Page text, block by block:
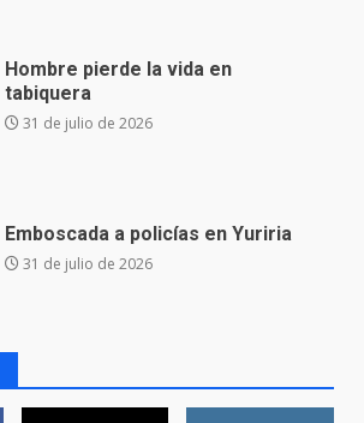
Emboscada a policías en Yuriria
Envía Gobierno de la Gente más
de 77 mil
30 de julio de 2026
asume la administración de la
parroquia de Guarapo